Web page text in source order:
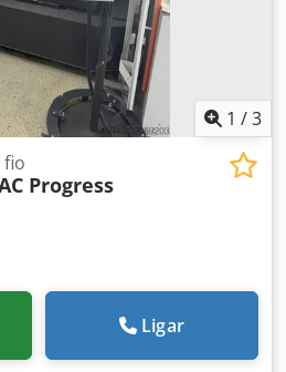
1 /3
fio
Progress
Ligar